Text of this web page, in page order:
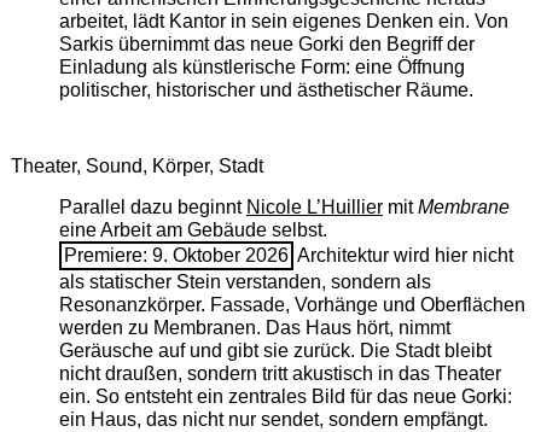
arbeitet, lädt Kantor in sein eigenes Denken ein. Von
Sarkis übernimmt das neue Gorki den Begriff der
Einladung als künstlerische Form: eine Öffnung
politischer, historischer und ästhetischer Räume.
Theater, Sound, Körper, Stadt
Parallel dazu beginnt Nicole L’Huilliermit ­Membrane
eine Arbeit am Gebäude selbst.
Premiere: 9. Oktober 2026 Architektur wird hier nicht
als statischer Stein verstanden, sondern als
Resonanzkörper. Fassade, Vorhänge und Oberflächen
werden zu Membranen. Das Haus hört, nimmt
Geräusche auf und gibt sie zurück. Die Stadt bleibt
nicht draußen, sondern tritt akustisch in das Theater
ein. So entsteht ein zentrales Bild für das neue Gorki:
ein Haus, das nicht nur sendet, sondern empfängt.